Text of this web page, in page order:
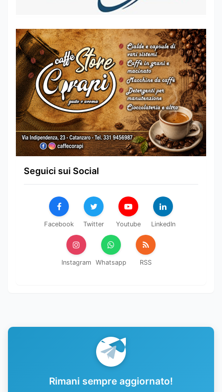
Seguici sui Social
Facebook Twitter Youtube LinkedIn
Instagram Whatsapp RSS
Rimani sempre aggiornato!